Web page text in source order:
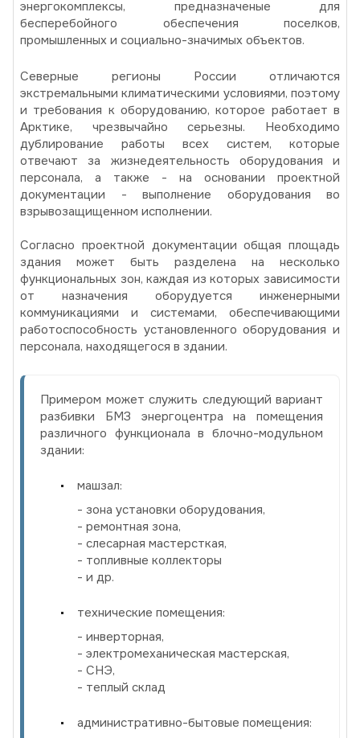
энергокомплексы, предназначеные для
бесперебойного обеспечения поселков,
промышленных и социально-значимых объектов.
Северные регионы России отличаются
экстремальными климатическими условиями, поэтому
и требования к оборудованию, которое работает в
Арктике, чрезвычайно серьезны. Необходимо
дублирование работы всех систем, которые
отвечают за жизнедеятельность оборудования и
персонала, а также - на основании проектной
документации - выполнение оборудования во
взрывозащищенном исполнении.
Согласно проектной документации общая площадь
здания может быть разделена на несколько
функциональных зон, каждая из которых зависимости
от назначения оборудуется инженерными
коммуникациями и системами, обеспечивающими
работоспособность установленного оборудования и
персонала, находящегося в здании.
Примером может служить следующий вариант
разбивки БМЗ энергоцентра на помещения
различного функционала в блочно-модульном
здании:
машзал:
- зона установки оборудования,
- ремонтная зона,
- слесарная мастерсткая,
- топливные коллекторы
- и др.
технические помещения:
- инверторная,
- электромеханическая мастерская,
- СНЭ,
- теплый склад
административно-бытовые помещения: